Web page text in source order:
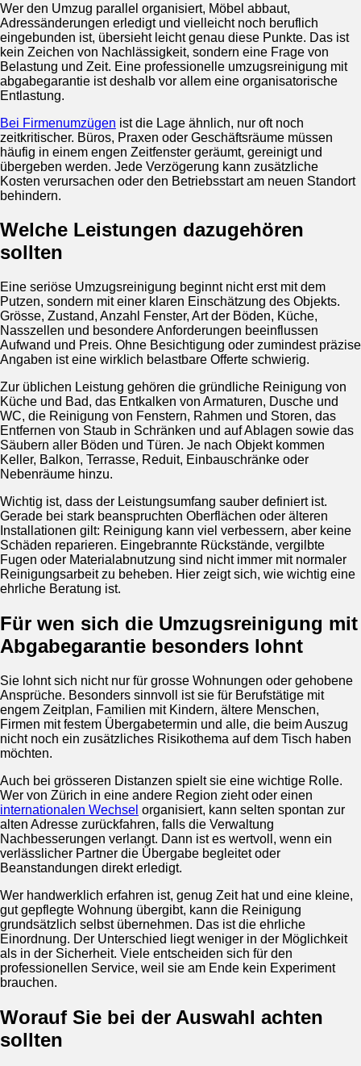
Wer den Umzug parallel organisiert, Möbel abbaut,
Adressänderungen erledigt und vielleicht noch beruflich
eingebunden ist, übersieht leicht genau diese Punkte. Das ist
kein Zeichen von Nachlässigkeit, sondern eine Frage von
Belastung und Zeit. Eine professionelle umzugsreinigung mit
abgabegarantie ist deshalb vor allem eine organisatorische
Entlastung.
Bei Firmenumzügen ist die Lage ähnlich, nur oft noch
zeitkritischer. Büros, Praxen oder Geschäftsräume müssen
häufig in einem engen Zeitfenster geräumt, gereinigt und
übergeben werden. Jede Verzögerung kann zusätzliche
Kosten verursachen oder den Betriebsstart am neuen Standort
behindern.
Welche Leistungen dazugehören
sollten
Eine seriöse Umzugsreinigung beginnt nicht erst mit dem
Putzen, sondern mit einer klaren Einschätzung des Objekts.
Grösse, Zustand, Anzahl Fenster, Art der Böden, Küche,
Nasszellen und besondere Anforderungen beeinflussen
Aufwand und Preis. Ohne Besichtigung oder zumindest präzise
Angaben ist eine wirklich belastbare Offerte schwierig.
Zur üblichen Leistung gehören die gründliche Reinigung von
Küche und Bad, das Entkalken von Armaturen, Dusche und
WC, die Reinigung von Fenstern, Rahmen und Storen, das
Entfernen von Staub in Schränken und auf Ablagen sowie das
Säubern aller Böden und Türen. Je nach Objekt kommen
Keller, Balkon, Terrasse, Reduit, Einbauschränke oder
Nebenräume hinzu.
Wichtig ist, dass der Leistungsumfang sauber definiert ist.
Gerade bei stark beanspruchten Oberflächen oder älteren
Installationen gilt: Reinigung kann viel verbessern, aber keine
Schäden reparieren. Eingebrannte Rückstände, vergilbte
Fugen oder Materialabnutzung sind nicht immer mit normaler
Reinigungsarbeit zu beheben. Hier zeigt sich, wie wichtig eine
ehrliche Beratung ist.
Für wen sich die Umzugsreinigung mit
Abgabegarantie besonders lohnt
Sie lohnt sich nicht nur für grosse Wohnungen oder gehobene
Ansprüche. Besonders sinnvoll ist sie für Berufstätige mit
engem Zeitplan, Familien mit Kindern, ältere Menschen,
Firmen mit festem Übergabetermin und alle, die beim Auszug
nicht noch ein zusätzliches Risikothema auf dem Tisch haben
möchten.
Auch bei grösseren Distanzen spielt sie eine wichtige Rolle.
Wer von Zürich in eine andere Region zieht oder einen
internationalen Wechsel organisiert, kann selten spontan zur
alten Adresse zurückfahren, falls die Verwaltung
Nachbesserungen verlangt. Dann ist es wertvoll, wenn ein
verlässlicher Partner die Übergabe begleitet oder
Beanstandungen direkt erledigt.
Wer handwerklich erfahren ist, genug Zeit hat und eine kleine,
gut gepflegte Wohnung übergibt, kann die Reinigung
grundsätzlich selbst übernehmen. Das ist die ehrliche
Einordnung. Der Unterschied liegt weniger in der Möglichkeit
als in der Sicherheit. Viele entscheiden sich für den
professionellen Service, weil sie am Ende kein Experiment
brauchen.
Worauf Sie bei der Auswahl achten
sollten